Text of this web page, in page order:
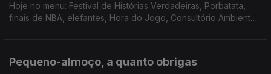
Hoje no menu: Festival de Histórias Verdadeiras, Porbatata,
finais de NBA, elefantes, Hora do Jogo, Consultório Ambientel,
Pequeno-almoço, a quanto obrigas